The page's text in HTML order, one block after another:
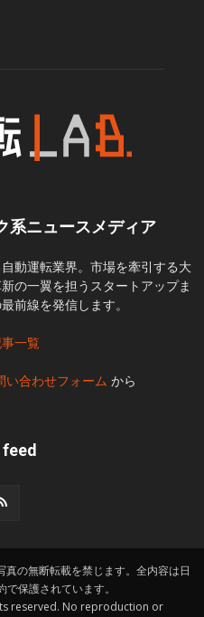
系ニュースメディア
動運転業界。市場を牽引する大
の一翼を担うスタートアップま
前線を発信します。
一覧
い合わせフォーム から
feed
の無断転載を禁じます。全内容は日
保護されています。
reserved. No reproduction or